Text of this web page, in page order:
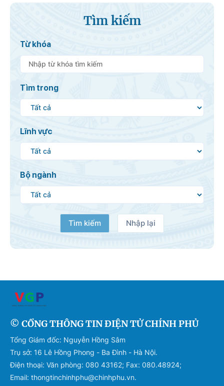
Tìm kiếm
Từ khóa
Tìm trong
Lĩnh vực
Bộ ngành
Tìm kiếm Nhập lại
© CỔNG THÔNG TIN ĐIỆN TỬ CHÍNH PHỦ
Tổng Giám đốc: Nguyễn Hồng Sâm
Trụ sở: 16 Lê Hồng Phong - Ba Đình - Hà Nội.
Điện thoại: Văn phòng: 080 43162; Fax: 080.48924;
Email: thongtinchinhphu@chinhphu.vn.